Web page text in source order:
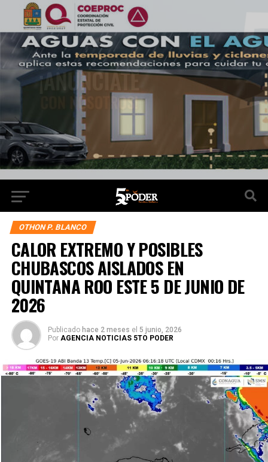
OTHON P. BLANCO
CALOR EXTREMO Y POSIBLES
CHUBASCOS AISLADOS EN
QUINTANA ROO ESTE 5 DE JUNIO DE
2026
Publicado hace 2 meses el 5 junio, 2026
Por AGENCIA NOTICIAS 5TO PODER